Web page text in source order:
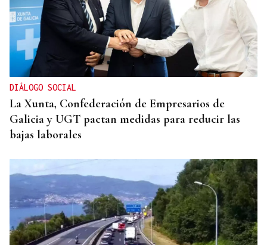
DIÁLOGO SOCIAL
La Xunta, Confederación de Empresarios de
Galicia y UGT pactan medidas para reducir las
bajas laborales